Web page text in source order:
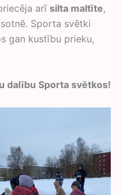
arī silta maltīte,
Sporta svētki
gan kustību prieku,
dalību Sporta svētkos!